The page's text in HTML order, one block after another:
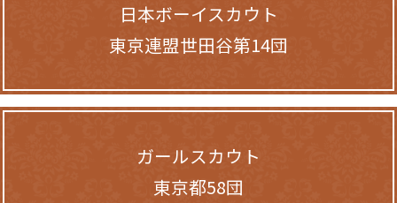
日本ボーイスカウト
東京連盟世田谷第14団
ガールスカウト
東京都58団